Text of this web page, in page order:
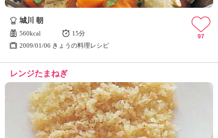
城川 朝
560kcal
15分
2009/01/06 きょうの料理レシピ
97
レンジたまねぎ